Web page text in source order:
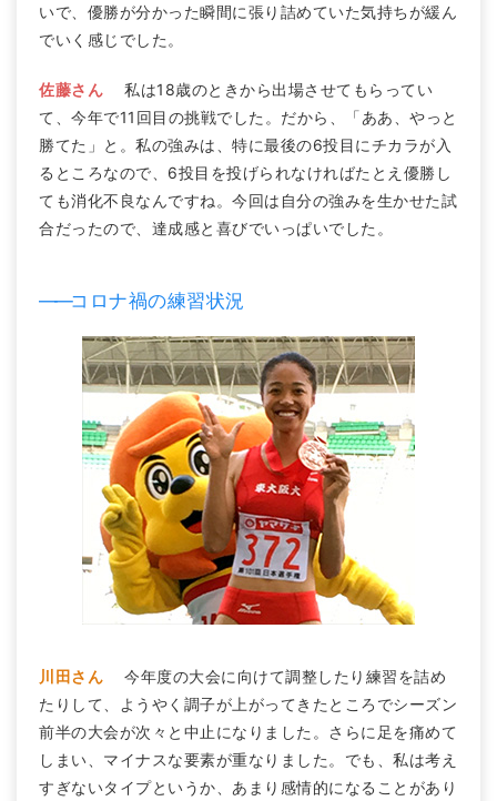
いで、優勝が分かった瞬間に張り詰めていた気持ちが緩ん
でいく感じでした。
佐藤さん 私は18歳のときから出場させてもらってい
て、今年で11回目の挑戦でした。だから、「ああ、やっと
勝てた」と。私の強みは、特に最後の6投目にチカラが入
るところなので、6投目を投げられなければたとえ優勝し
ても消化不良なんですね。今回は自分の強みを生かせた試
合だったので、達成感と喜びでいっぱいでした。
――コロナ禍の練習状況
川田さん 今年度の大会に向けて調整したり練習を詰め
たりして、ようやく調子が上がってきたところでシーズン
前半の大会が次々と中止になりました。さらに足を痛めて
しまい、マイナスな要素が重なりました。でも、私は考え
すぎないタイプというか、あまり感情的になることがあり